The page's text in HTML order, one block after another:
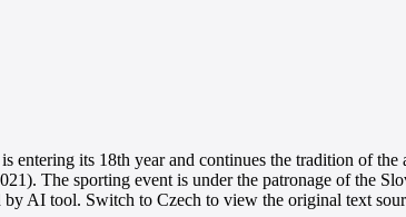
entering its 18th year and continues the tradition of
The sporting event is under the patronage of the
AI tool. Switch to Czech to view the original text